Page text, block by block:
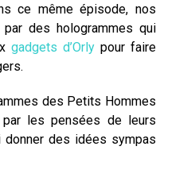
ce même épisode, nos
des hologrammes qui
gadgets d’Orlypour faire
des Petits Hommes
les pensées de leurs
donner des idées sympas